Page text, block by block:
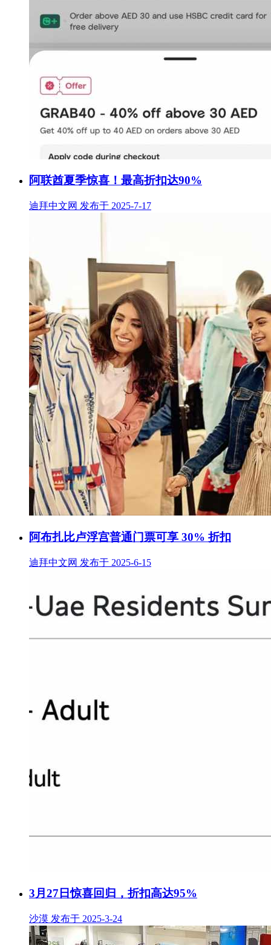
阿联酋夏季惊喜！最高折扣达90%
迪拜中文网 发布于 2025-7-17
阿布扎比卢浮宫普通门票可享 30% 折扣
迪拜中文网 发布于 2025-6-15
3月27日惊喜回归，折扣高达95%
沙漠 发布于 2025-3-24